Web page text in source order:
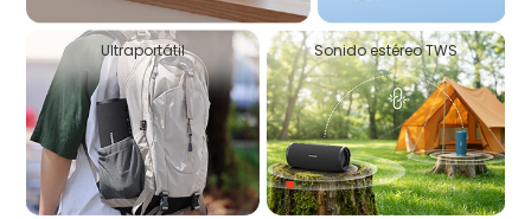
Ultraportátil Sonido estéreo TWS